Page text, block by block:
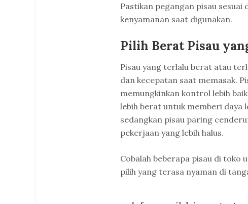
Pastikan pegangan pisau
kenyamanan saat digunakan.
Pilih Berat Pisau
Pisau yang terlalu berat atau
dan kecepatan saat memasak.
memungkinkan kontrol lebih
lebih berat untuk memberi daya
sedangkan pisau paring
pekerjaan yang lebih halus.
Cobalah beberapa pisau di toko
pilih yang terasa nyaman di